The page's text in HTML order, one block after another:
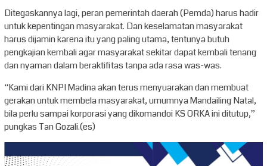
Ditegaskannya lagi, peran pemerintah daerah (Pemda) harus hadir
untuk kepentingan masyarakat. Dan keselamatan masyarakat
harus dijamin karena itu yang paling utama, tentunya butuh
pengkajian kembali agar masyarakat sekitar dapat kembali tenang
dan nyaman dalam beraktifitas tanpa ada rasa was-was.
“Kami dari KNPI Madina akan terus menyuarakan dan membuat
gerakan untuk membela masyarakat, umumnya Mandailing Natal,
bila perlu sampai korporasi yang dikomandoi KS ORKA ini ditutup,”
pungkas Tan Gozali.(es)